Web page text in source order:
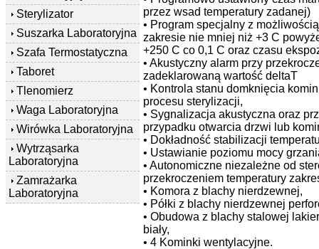
Sterylizator
Suszarka Laboratoryjna
Szafa Termostatyczna
Taboret
Tlenomierz
Waga Laboratoryjna
Wirówka Laboratoryjna
Wytrząsarka
Laboratoryjna
Zamrażarka
Laboratoryjna
przez wsad temperatury zadanej)
• Program specjalny z
zakresie nie mniej niż +3 C
+250 C co 0,1 C oraz czasu
• Akustyczny alarm przy
zadeklarowaną wartość deltaT
• Kontrola stanu domknięcia
procesu sterylizacji,
• Sygnalizacja akustyczna oraz
przypadku otwarcia drzwi lub
• Dokładność stabilizacji
• Ustawianie poziomu mocy
• Autonomiczne niezależne od
przekroczeniem temperatury
• Komora z blachy nierdzewnej,
• Półki z blachy nierdzewnej
• Obudowa z blachy stalowej
biały,
• 4 Kominki wentylacyjne.